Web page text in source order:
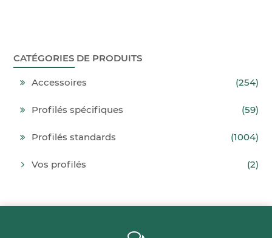
CATÉGORIES DE PRODUITS
Accessoires (254)
Profilés spécifiques (59)
Profilés standards (1004)
Vos profilés (2)